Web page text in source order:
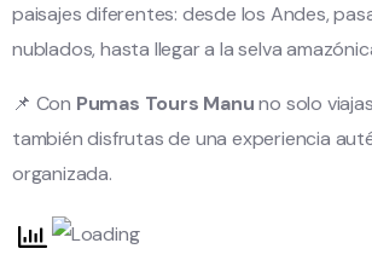
paisajes diferentes: desde los Andes,
nublados, hasta llegar a la selva
📌 Con Pumas Tours Manuno solo
también disfrutas de una experiencia
organizada.